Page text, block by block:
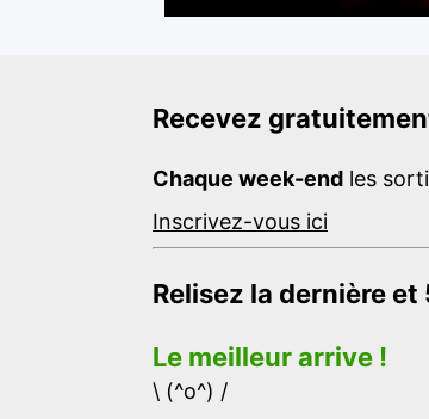
Recevez
Chaque week-end les
Inscrivez-vous ici
Relisez la dernière
Le meilleur arrive !
\ (^o^) /